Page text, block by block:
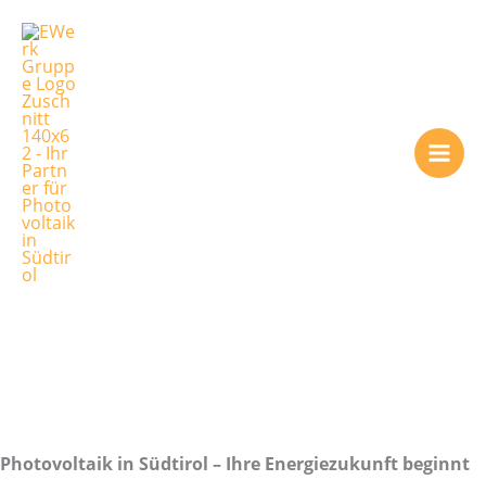
Inhalt
springenIhr Partner für
Photovoltaik in
Photovoltaik in Südtirol – Ihre Energiezukunft beginnt